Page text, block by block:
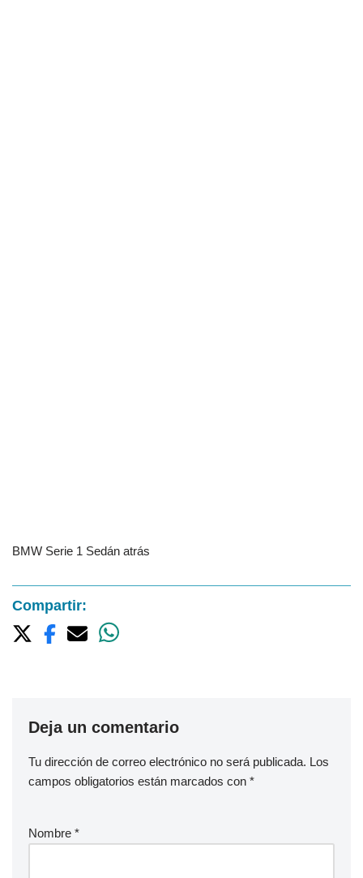
BMW Serie 1 Sedán atrás
Compartir:
Deja un comentario
Tu dirección de correo electrónico no será publicada. Los
campos obligatorios están marcados con *
Nombre *